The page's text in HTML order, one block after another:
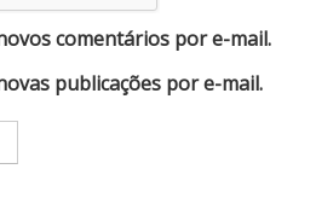
comentários por e-mail.
publicações por e-mail.